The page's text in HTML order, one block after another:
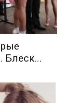
Блеск...